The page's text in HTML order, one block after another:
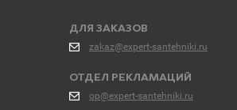
ДЛЯ ЗАКАЗОВ
zakaz@expert-santehniki.ru
ОТДЕЛ РЕКЛАМАЦИЙ
op@expert-santehniki.ru